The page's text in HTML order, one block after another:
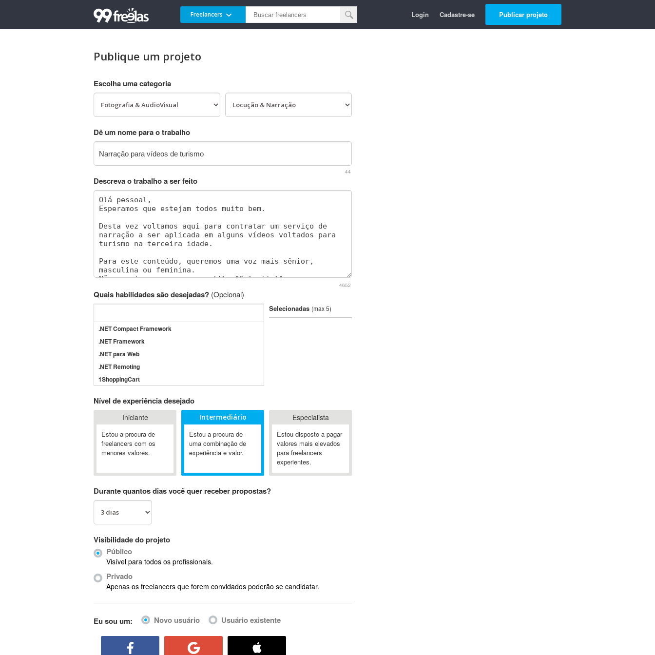
Freelancers Login Cadastre-se Publicar projeto
Publique um projeto
Escolha uma categoria
Dê um nome para o trabalho
44
Descreva o trabalho a ser feito
4652
Quais habilidades são desejadas? (Opcional)
.NET Compact Framework
.NET Framework
.NET para Web
.NET Remoting
1ShoppingCart
3GSM
4D Dimension
802.11
A&P
A-GPS
Ab Initio
ABIS
AbleCommerce
Ableton Live
Abstract Window Toolkit (AWT)
Selecionadas (max 5)
Nível de experiência desejado
Iniciante
Estou a procura de
freelancers com os
menores valores.
Intermediário
Estou a procura de
uma combinação de
experiência e valor.
Especialista
Estou disposto a pagar
valores mais elevados
para freelancers
experientes.
Durante quantos dias você quer receber propostas?
Visibilidade do projeto
Público
Visível para todos os profissionais.
Privado
Apenas os freelancers que forem convidados poderão se candidatar.
Eu sou um: Novo usuário Usuário existente